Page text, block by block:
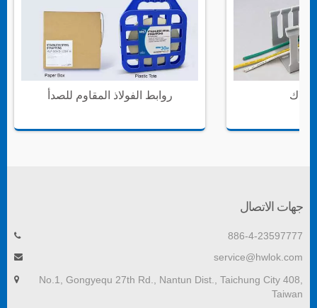
روابط الفولاذ المقاوم للصدأ
جهات الاتصال
886-4-23597777
service@hwlok.com
No.1, Gongyequ 27th Rd., Nantun Dist., Taichung City 408,
Taiwan